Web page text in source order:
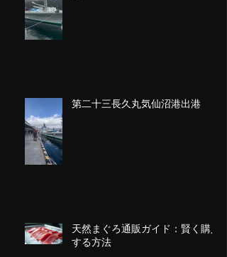
第二十三長久丸気仙沼港出港
天然まぐろ通販ガイド：賢く購入
する方法